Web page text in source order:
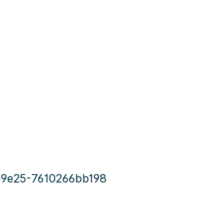
7610266bb198